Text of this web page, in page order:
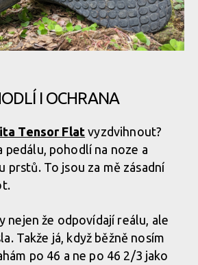
I OCHRANA
Tensor Flat vyzdvihnout?
pedálu, pohodlí na noze a
prstů. To jsou za mě zásadní
nejen že odpovídají reálu, ale
Takže já, když běžně nosím
po 46 a ne po 46 2/3 jako